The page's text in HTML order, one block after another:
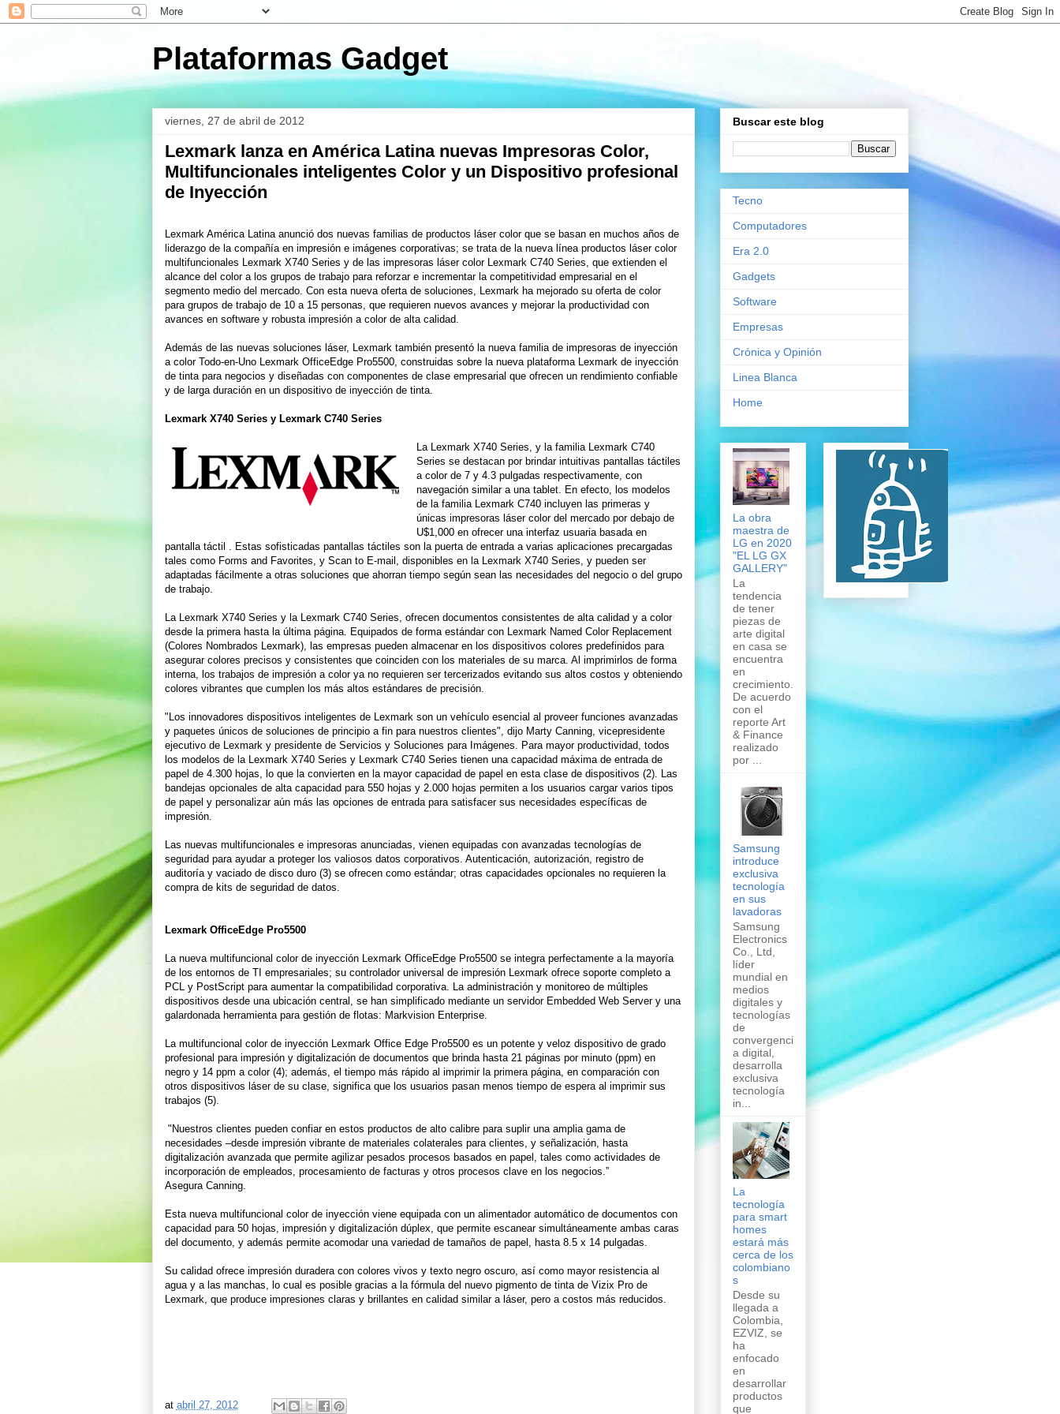
Plataformas Gadget
viernes, 27 de abril de 2012
Lexmark lanza en América Latina nuevas Impresoras Color,
Multifuncionales inteligentes Color y un Dispositivo profesional
de Inyección
Lexmark América Latina anunció dos nuevas familias de productos láser color que se basan en muchos años de
liderazgo de la compañía en impresión e imágenes corporativas; se trata de la nueva línea productos láser color
multifuncionales Lexmark X740 Series y de las impresoras láser color Lexmark C740 Series, que extienden el
alcance del color a los grupos de trabajo para reforzar e incrementar la competitividad empresarial en el
segmento medio del mercado. Con esta nueva oferta de soluciones, Lexmark ha mejorado su oferta de color
para grupos de trabajo de 10 a 15 personas, que requieren nuevos avances y mejorar la productividad con
avances en software y robusta impresión a color de alta calidad.
Además de las nuevas soluciones láser, Lexmark también presentó la nueva familia de impresoras de inyección
a color Todo-en-Uno Lexmark OfficeEdge Pro5500, construidas sobre la nueva plataforma Lexmark de inyección
de tinta para negocios y diseñadas con componentes de clase empresarial que ofrecen un rendimiento confiable
y de larga duración en un dispositivo de inyección de tinta.
Lexmark X740 Series y Lexmark C740 Series
La Lexmark X740 Series, y la familia Lexmark C740
Series se destacan por brindar intuitivas pantallas táctiles
a color de 7 y 4.3 pulgadas respectivamente, con
navegación similar a una tablet. En efecto, los modelos
de la familia Lexmark C740 incluyen las primeras y
únicas impresoras láser color del mercado por debajo de
U$1,000 en ofrecer una interfaz usuaria basada en
pantalla táctil . Estas sofisticadas pantallas táctiles son la puerta de entrada a varias aplicaciones precargadas
tales como Forms and Favorites, y Scan to E-mail, disponibles en la Lexmark X740 Series, y pueden ser
adaptadas fácilmente a otras soluciones que ahorran tiempo según sean las necesidades del negocio o del grupo
de trabajo.
La Lexmark X740 Series y la Lexmark C740 Series, ofrecen documentos consistentes de alta calidad y a color
desde la primera hasta la última página. Equipados de forma estándar con Lexmark Named Color Replacement
(Colores Nombrados Lexmark), las empresas pueden almacenar en los dispositivos colores predefinidos para
asegurar colores precisos y consistentes que coinciden con los materiales de su marca. Al imprimirlos de forma
interna, los trabajos de impresión a color ya no requieren ser tercerizados evitando sus altos costos y obteniendo
colores vibrantes que cumplen los más altos estándares de precisión.
"Los innovadores dispositivos inteligentes de Lexmark son un vehículo esencial al proveer funciones avanzadas
y paquetes únicos de soluciones de principio a fin para nuestros clientes", dijo Marty Canning, vicepresidente
ejecutivo de Lexmark y presidente de Servicios y Soluciones para Imágenes. Para mayor productividad, todos
los modelos de la Lexmark X740 Series y Lexmark C740 Series tienen una capacidad máxima de entrada de
papel de 4.300 hojas, lo que la convierten en la mayor capacidad de papel en esta clase de dispositivos (2). Las
bandejas opcionales de alta capacidad para 550 hojas y 2.000 hojas permiten a los usuarios cargar varios tipos
de papel y personalizar aún más las opciones de entrada para satisfacer sus necesidades específicas de
impresión.
Las nuevas multifuncionales e impresoras anunciadas, vienen equipadas con avanzadas tecnologías de
seguridad para ayudar a proteger los valiosos datos corporativos. Autenticación, autorización, registro de
auditoría y vaciado de disco duro (3) se ofrecen como estándar; otras capacidades opcionales no requieren la
compra de kits de seguridad de datos.
Lexmark OfficeEdge Pro5500
La nueva multifuncional color de inyección Lexmark OfficeEdge Pro5500 se integra perfectamente a la mayoría
de los entornos de TI empresariales; su controlador universal de impresión Lexmark ofrece soporte completo a
PCL y PostScript para aumentar la compatibilidad corporativa. La administración y monitoreo de múltiples
dispositivos desde una ubicación central, se han simplificado mediante un servidor Embedded Web Server y una
galardonada herramienta para gestión de flotas: Markvision Enterprise.
La multifuncional color de inyección Lexmark Office Edge Pro5500 es un potente y veloz dispositivo de grado
profesional para impresión y digitalización de documentos que brinda hasta 21 páginas por minuto (ppm) en
negro y 14 ppm a color (4); además, el tiempo más rápido al imprimir la primera página, en comparación con
otros dispositivos láser de su clase, significa que los usuarios pasan menos tiempo de espera al imprimir sus
trabajos (5).
"Nuestros clientes pueden confiar en estos productos de alto calibre para suplir una amplia gama de
necesidades –desde impresión vibrante de materiales colaterales para clientes, y señalización, hasta
digitalización avanzada que permite agilizar pesados procesos basados en papel, tales como actividades de
incorporación de empleados, procesamiento de facturas y otros procesos clave en los negocios.”
Asegura Canning.
Esta nueva multifuncional color de inyección viene equipada con un alimentador automático de documentos con
capacidad para 50 hojas, impresión y digitalización dúplex, que permite escanear simultáneamente ambas caras
del documento, y además permite acomodar una variedad de tamaños de papel, hasta 8.5 x 14 pulgadas.
Su calidad ofrece impresión duradera con colores vivos y texto negro oscuro, así como mayor resistencia al
agua y a las manchas, lo cual es posible gracias a la fórmula del nuevo pigmento de tinta de Vizix Pro de
Lexmark, que produce impresiones claras y brillantes en calidad similar a láser, pero a costos más reducidos.
at abril 27, 2012
Buscar este blog
Tecno
Computadores
Era 2.0
Gadgets
Software
Empresas
Crónica y Opinión
Linea Blanca
Home
La obra
maestra de
LG en 2020
"EL LG GX
GALLERY"
La
tendencia
de tener
piezas de
arte digital
en casa se
encuentra
en
crecimiento.
De acuerdo
con el
reporte Art
& Finance
realizado
por ...
Samsung
introduce
exclusiva
tecnología
en sus
lavadoras
Samsung
Electronics
Co., Ltd,
líder
mundial en
medios
digitales y
tecnologías
de
convergenci
a digital,
desarrolla
exclusiva
tecnología
in...
La
tecnología
para smart
homes
estará más
cerca de los
colombiano
s
Desde su
llegada a
Colombia,
EZVIZ, se
ha
enfocado
en
desarrollar
productos
que